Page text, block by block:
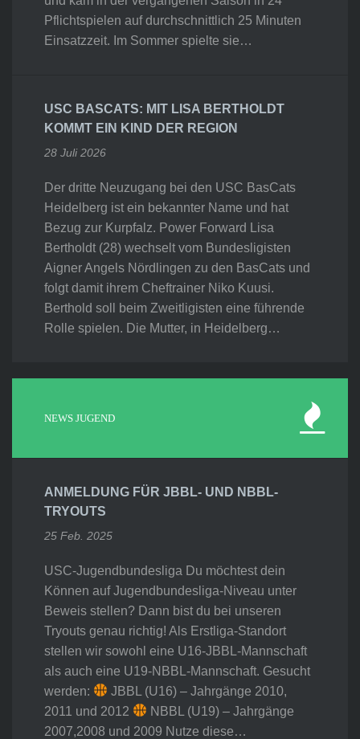
Pflichtspielen auf durchschnittlich 25 Minuten
Einsatzzeit. Im Sommer spielte sie…
USC BASCATS: MIT LISA BERTHOLDT
KOMMT EIN KIND DER REGION
28 Juli 2026
Der dritte Neuzugang bei den USC BasCats
Heidelberg ist ein bekannter Name und hat
Bezug zur Kurpfalz. Power Forward Lisa
Bertholdt (28) wechselt vom Bundesligisten
Aigner Angels Nördlingen zu den BasCats und
folgt damit ihrem Cheftrainer Niko Kuusi.
Berthold soll beim Zweitligisten eine führende
Rolle spielen. Die Mutter, in Heidelberg…
NEWS JUGEND
ANMELDUNG FÜR JBBL- UND NBBL-
TRYOUTS
25 Feb. 2025
USC-Jugendbundesliga Du möchtest dein
Können auf Jugendbundesliga-Niveau unter
Beweis stellen? Dann bist du bei unseren
Tryouts genau richtig! Als Erstliga-Standort
stellen wir sowohl eine U16-JBBL-Mannschaft
als auch eine U19-NBBL-Mannschaft. Gesucht
werden:
JBBL (U16) – Jahrgänge 2010,
2011 und 2012
NBBL (U19) – Jahrgänge
2007,2008 und 2009 Nutze diese…